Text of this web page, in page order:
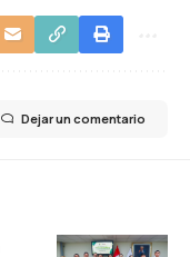
Dejar un comentario